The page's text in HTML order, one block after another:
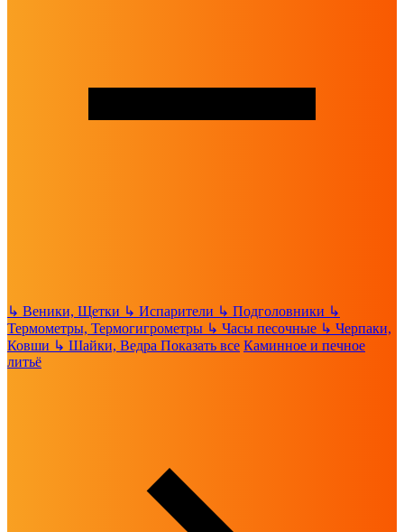
↳ Веники, Щетки ↳ Испарители ↳ Подголовники ↳
Термометры, Термогигрометры ↳ Часы песочные ↳ Черпаки,
Ковши ↳ Шайки, Ведра Показать все Каминное и печное
литьё